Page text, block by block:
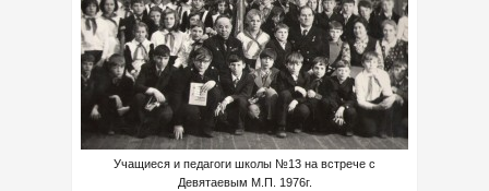
Учащиеся и педагоги школы №13 на встрече с
Девятаевым М.П. 1976г.